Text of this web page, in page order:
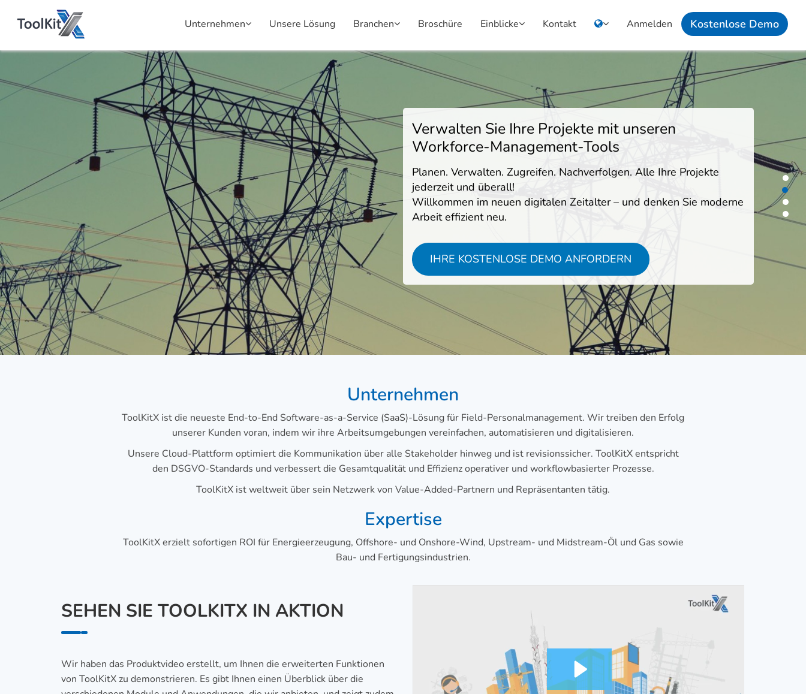
Unternehmen Unsere Lösung Branchen Broschüre Einblicke Kontakt Anmelden Kostenlose Demo
Verwalten Sie Ihre Projekte mit unseren
Workforce-Management-Tools
Planen. Verwalten. Zugreifen. Nachverfolgen. Alle Ihre Projekte
jederzeit und überall!
Willkommen im neuen digitalen Zeitalter – und denken Sie moderne
Arbeit effizient neu.
IHRE KOSTENLOSE DEMO ANFORDERN
Unternehmen
ToolKitX ist die neueste End-to-End Software-as-a-Service (SaaS)-Lösung für Field-Personalmanagement. Wir treiben den Erfolg
unserer Kunden voran, indem wir ihre Arbeitsumgebungen vereinfachen, automatisieren und digitalisieren.
Unsere Cloud-Plattform optimiert die Kommunikation über alle Stakeholder hinweg und ist revisionssicher. ToolKitX entspricht
den DSGVO-Standards und verbessert die Gesamtqualität und Effizienz operativer und workflowbasierter Prozesse.
ToolKitX ist weltweit über sein Netzwerk von Value-Added-Partnern und Repräsentanten tätig.
Expertise
ToolKitX erzielt sofortigen ROI für Energieerzeugung, Offshore- und Onshore-Wind, Upstream- und Midstream-Öl und Gas sowie
Bau- und Fertigungsindustrien.
SEHEN SIE TOOLKITX IN AKTION
Wir haben das Produktvideo erstellt, um Ihnen die erweiterten Funktionen
von ToolKitX zu demonstrieren. Es gibt Ihnen einen Überblick über die